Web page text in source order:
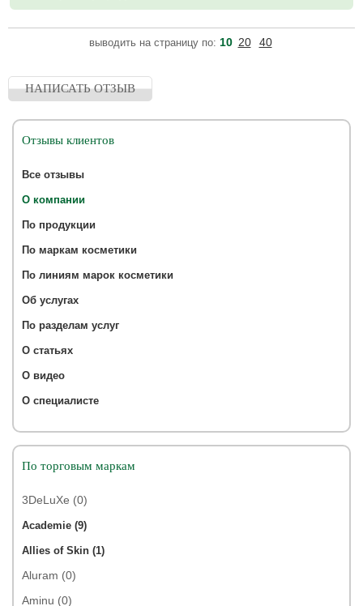
выводить на страницу по: 10 20 40
НАПИСАТЬ ОТЗЫВ
Отзывы клиентов
Все отзывы
О компании
По продукции
По маркам косметики
По линиям марок косметики
Об услугах
По разделам услуг
О статьях
О видео
О специалисте
По торговым маркам
3DeLuXe (0)
Academie (9)
Allies of Skin (1)
Aluram (0)
Aminu (0)